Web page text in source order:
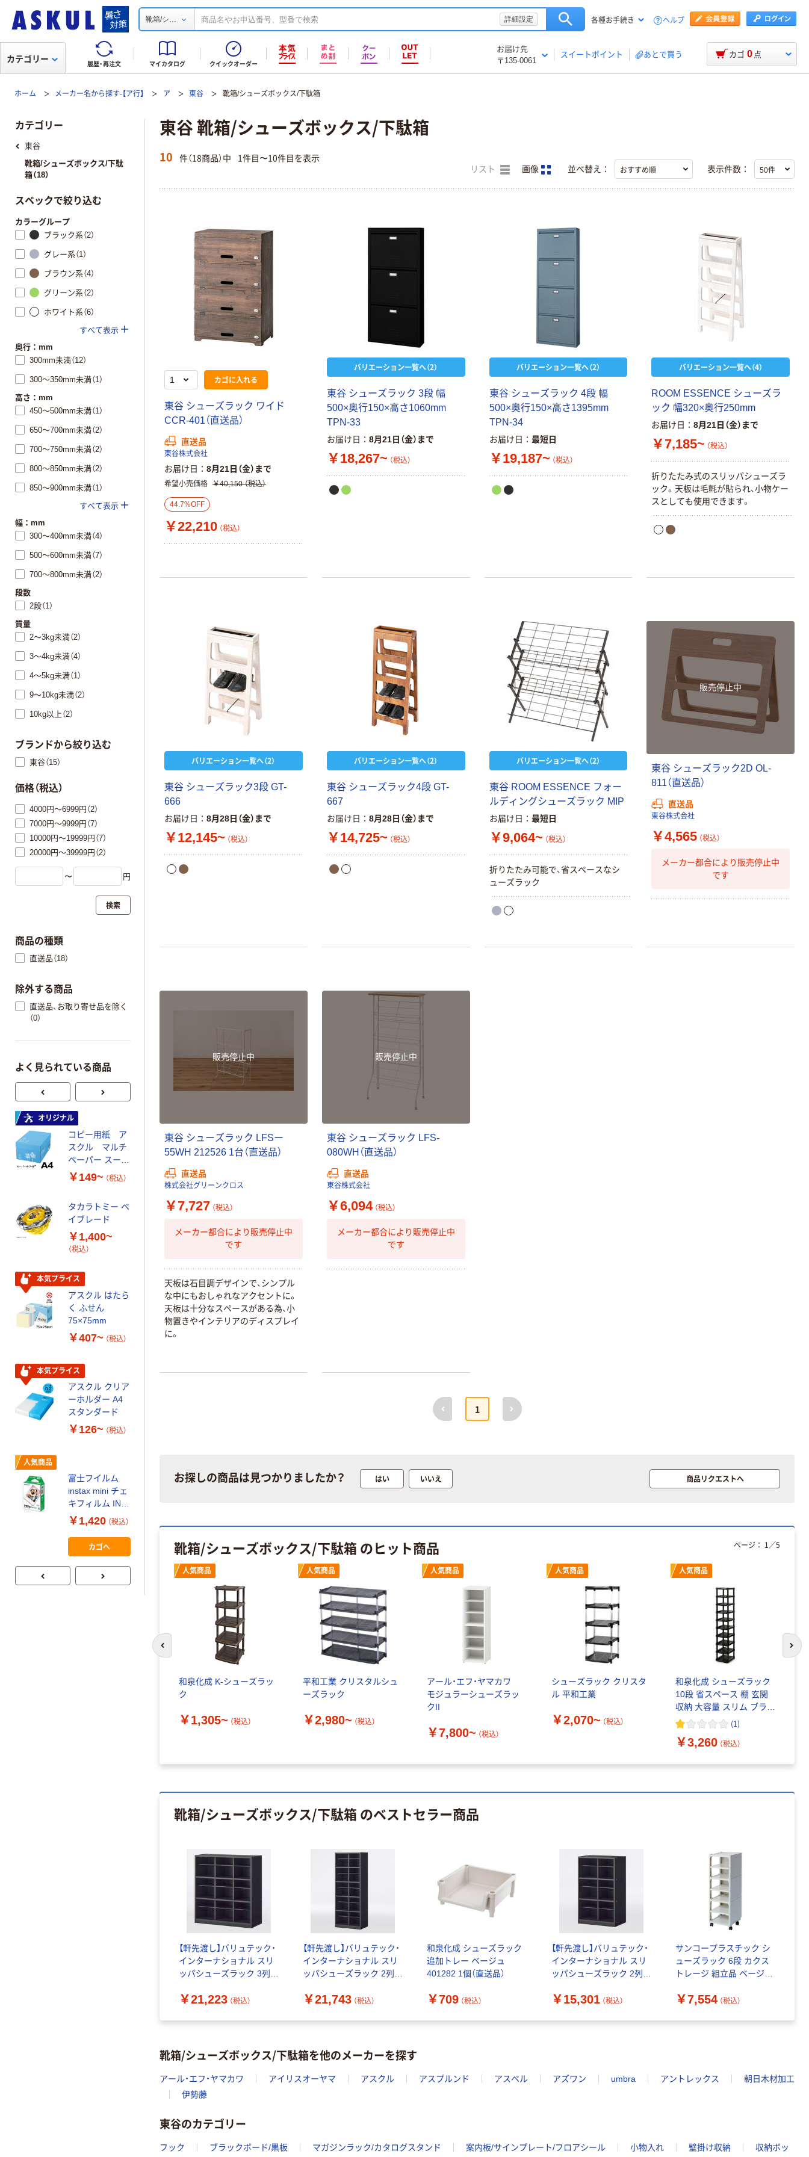
靴箱/シ... 詳細設定 各種お手続き ヘルプ
履歴・再注文 マイカタログ クイックオーダー
お届け先
〒135-0061
スイートポイント あとで買う
カテゴリー カゴ 0 点
ホーム メーカー名から探す-【ア行】 ア 東谷 靴箱/シューズボックス/下駄箱
東谷 靴箱/シューズボックス/下駄箱
10 件（18商品）中 1件目〜10件目を表示
リスト 画像 並べ替え： 表示件数：
カゴに入れる
東谷 シューズラック ワイド
CCR-401（直送品）
直送品
東谷株式会社
お届け日 8月21日（金）まで
希望小売価格 ￥40,150 （税込）
44.7%OFF
￥22,210 （税込）
バリエーション一覧へ（2）
東谷 シューズラック 3段 幅
500×奥行150×高さ1060mm
TPN-33
お届け日 8月21日（金）まで
￥18,267~ （税込）
バリエーション一覧へ（2）
東谷 シューズラック 4段 幅
500×奥行150×高さ1395mm
TPN-34
お届け日 最短日
￥19,187~ （税込）
バリエーション一覧へ（4）
ROOM ESSENCE シューズラ
ック 幅320×奥行250mm
お届け日 8月21日（金）まで
￥7,185~ （税込）
折りたたみ式のスリッパシューズラ
ック。天板は毛氈が貼られ、小物ケー
スとしても使用できます。
バリエーション一覧へ（2）
東谷 シューズラック3段 GT-
666
お届け日 8月28日（金）まで
￥12,145~ （税込）
バリエーション一覧へ（2）
東谷 シューズラック4段 GT-
667
お届け日 8月28日（金）まで
￥14,725~ （税込）
バリエーション一覧へ（2）
東谷 ROOM ESSENCE フォー
ルディングシューズラック MIP
お届け日 最短日
￥9,064~ （税込）
折りたたみ可能で、省スペースなシ
ューズラック
販売停止中
東谷 シューズラック2D OL-
811（直送品）
直送品
東谷株式会社
￥4,565 （税込）
メーカー都合により販売停止中
です
販売停止中
東谷 シューズラック LFSー
55WH 212526 1台（直送品）
直送品
株式会社グリーンクロス
￥7,727 （税込）
メーカー都合により販売停止中
です
天板は石目調デザインで、シンプル
な中にもおしゃれなアクセントに。
天板は十分なスペースがある為、小
物置きやインテリアのディスプレイ
に。
販売停止中
東谷 シューズラック LFS-
080WH（直送品）
直送品
東谷株式会社
￥6,094 （税込）
メーカー都合により販売停止中
です
前へ
1
次へ
お探しの商品は見つかりましたか？ はい いいえ 商品リクエストへ
靴箱/シューズボックス/下駄箱 のヒット商品
人気商品
和泉化成 K-シューズラッ
ク
￥1,305~ （税込）
人気商品
平和工業 クリスタルシュ
ーズラック
￥2,980~ （税込）
人気商品
アール・エフ・ヤマカワ
モジュラーシューズラッ
クII
￥7,800~ （税込）
人気商品
シューズラック クリスタ
ル 平和工業
￥2,070~ （税込）
人気商品
和泉化成 シューズラック
10段 省スペース 棚 玄関
収納 大容量 スリム ブラッ
ク 220327 1個 (1)
￥3,260 （税込）
ページ： 1 ／5
次
靴箱/シューズボックス/下駄箱 のベストセラー商品
【軒先渡し】バリュテック・
インターナショナル スリ
ッパシューズラック 3列3
900mm ブラック 1台（直
￥21,223 （税込）
【軒先渡し】バリュテック・
インターナショナル スリ
ッパシューズラック 2列5
1460mm ブラック 1台（直
￥21,743 （税込）
和泉化成 シューズラック
追加トレー ベージュ
401282 1個（直送品）
￥709 （税込）
【軒先渡し】バリュテック・
インターナショナル スリ
ッパシューズラック 2列3
900mm ブラック 1台（直
￥15,301 （税込）
サンコープラスチック シ
ューズラック 6段 カクス
トレージ 組立品 ベージュ
￥7,554 （税込）
靴箱/シューズボックス/下駄箱を他のメーカーを探す
アール・エフ・ヤマカワ アイリスオーヤマ アスクル アスプルンド アスベル アズワン umbra アントレックス
朝日木材加工
伊勢藤
東谷のカテゴリー
フック ブラックボード/黒板 マガジンラック/カタログスタンド 案内板/サインプレート/フロアシール 小物入れ 壁掛け収納 収納ボッ
カテゴリー
東谷
靴箱/シューズボックス/下駄
箱（18）
スペックで絞り込む
カラーグループ
ブラック系（2）
グレー系（1）
ブラウン系（4）
グリーン系（2）
ホワイト系（6）
すべて表示
奥行：mm
300mm未満（12）
300～350mm未満（1）
高さ：mm
450～500mm未満（1）
650～700mm未満（2）
700～750mm未満（2）
800～850mm未満（2）
850～900mm未満（1）
すべて表示
幅：mm
300～400mm未満（4）
500～600mm未満（7）
700～800mm未満（2）
段数
2段（1）
質量
2～3kg未満（2）
3～4kg未満（4）
4～5kg未満（1）
9～10kg未満（2）
10kg以上（2）
ブランドから絞り込む
東谷（15）
価格（税込）
4000円～6999円（2）
7000円～9999円（7）
10000円～19999円（7）
20000円～39999円（2）
〜 円
検索
商品の種類
直送品（18）
除外する商品
直送品、お取り寄せ品を除く
（0）
よく見られている商品
オリジナル
コピー用紙 ア
スクル マルチ
ペーパー スーパ
ーホワイト+
￥149~ （税込）
タカラトミー ベ
イブレード
￥1,400~
（税込）
本気プライス
アスクル はたら
く ふせん
75×75mm
￥407~ （税込）
本気プライス
アスクル クリア
ーホルダー A4
スタンダード
￥126~ （税込）
人気商品
富士フイルム
instax mini チェ
キフィルム INS
MINI JP1 1パッ
ク（10枚入り）
￥1,420 （税込）
カゴへ
ゴミ袋 エコノミ
ータイプ 乳白半
透明 高密度タイ
プ 詰替用 バイ
オマス素材10％
￥616~
オリジナル
乾電池 単3
形 アルカリ乾
電池 北欧パッ
￥140~ （税込）
本気プライス
ティッシュペー
本気プライス
カラ 厚さ
プ
￥145~ （税込）
トイレットペー
パー ダブル60
ｍ 再生紙
100% 6ロール
リサイクル100
証
￥460~ （税込）
オリジナル
乾電池 単4
形 アルカリ乾
￥140~ （税込）
本気プライス
100％ 200枚
ル 大王製紙共同
企画 オリジナル
￥149~ （税込）
￥398~
サントリー 伊右
衛門 「お茶、どう
本気プライス
製造）